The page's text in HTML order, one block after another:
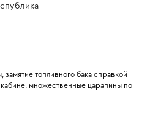
топливного бака справкой
кабине, множественные царапины по